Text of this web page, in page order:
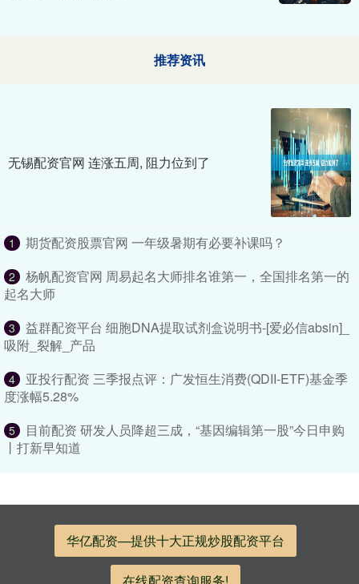
推荐资讯
无锡配资官网 连涨五周, 阻力位到了
1 期货配资股票官网 一年级暑期有必要补课吗？
2
杨帆配资官网 周易起名大师排名谁第一，全国排名第一的
起名大师
3
益群配资平台 细胞DNA提取试剂盒说明书-[爱必信absin]_
吸附_裂解_产品
4
亚投行配资 三季报点评：广发恒生消费(QDII-ETF)基金季
度涨幅5.28%
5
目前配资 研发人员降超三成，“基因编辑第一股”今日申购
丨打新早知道
华亿配资—提供十大正规炒股配资平台